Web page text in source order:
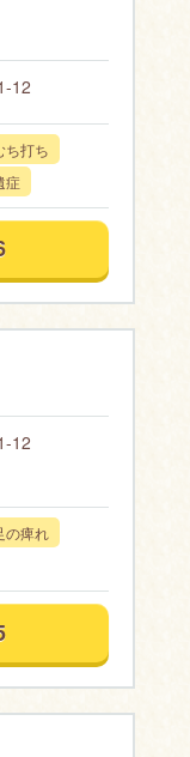
12
ち打ち
症
12
の痺れ